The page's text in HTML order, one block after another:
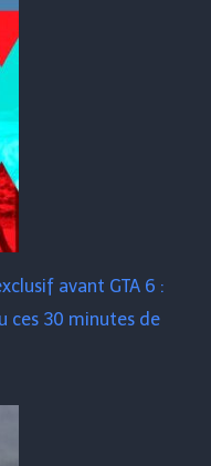
avant GTA 6 :
ces 30 minutes de